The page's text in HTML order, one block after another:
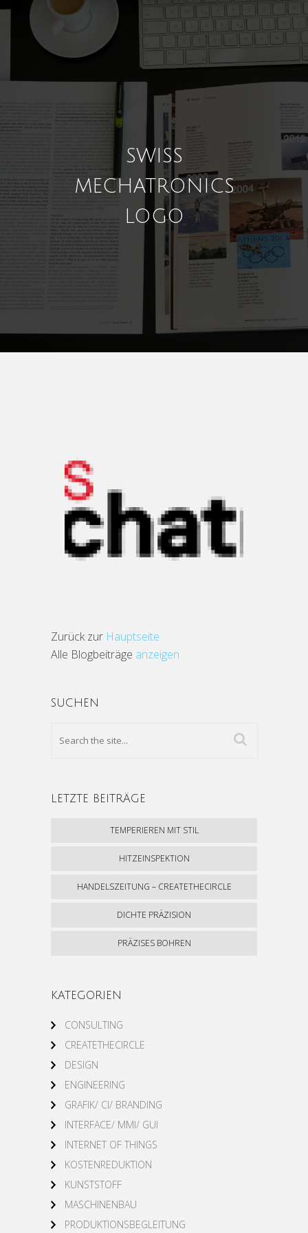
SWISS
MECHATRONICS
LOGO
Zurück zur Hauptseite
Alle Blogbeiträge anzeigen
SUCHEN
LETZTE BEITRÄGE
TEMPERIEREN MIT STIL
HITZEINSPEKTION
HANDELSZEITUNG – CREATETHECIRCLE
DICHTE PRÄZISION
PRÄZISES BOHREN
KATEGORIEN
CONSULTING
CREATETHECIRCLE
DESIGN
ENGINEERING
GRAFIK/ CI/ BRANDING
INTERFACE/ MMI/ GUI
INTERNET OF THINGS
KOSTENREDUKTION
KUNSTSTOFF
MASCHINENBAU
PRODUKTIONSBEGLEITUNG